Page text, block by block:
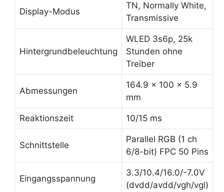
Display-Modus
TN, Normally White,
Transmissive
Hintergrundbeleuchtung
WLED 3s6p, 25k
Stunden ohne
Treiber
Abmessungen
164.9 x 100 x 5.9
mm
Reaktionszeit 10/15 ms
Schnittstelle
Parallel RGB (1 ch
6/8-bit) FPC 50 Pins
Eingangsspannung
3.3/10.4/16.0/-7.0V
(dvdd/avdd/vgh/vgl)